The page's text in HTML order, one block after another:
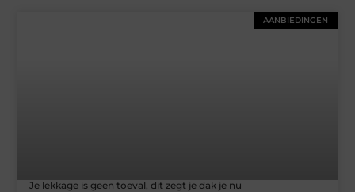
AANBIEDINGEN
Je lekkage is geen toeval, dit zegt je dak je nu